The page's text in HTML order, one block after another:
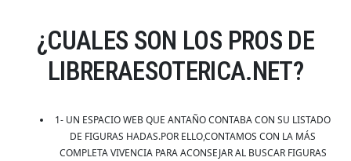
¿CUALES SON LOS PROS DE
LIBRERAESOTERICA.NET?
1- UN ESPACIO WEB QUE ANTAÑO CONTABA CON SU LISTADO
DE FIGURAS HADAS.POR ELLO,CONTAMOS CON LA MÁS
COMPLETA VIVENCIA PARA ACONSEJAR AL BUSCAR FIGURAS